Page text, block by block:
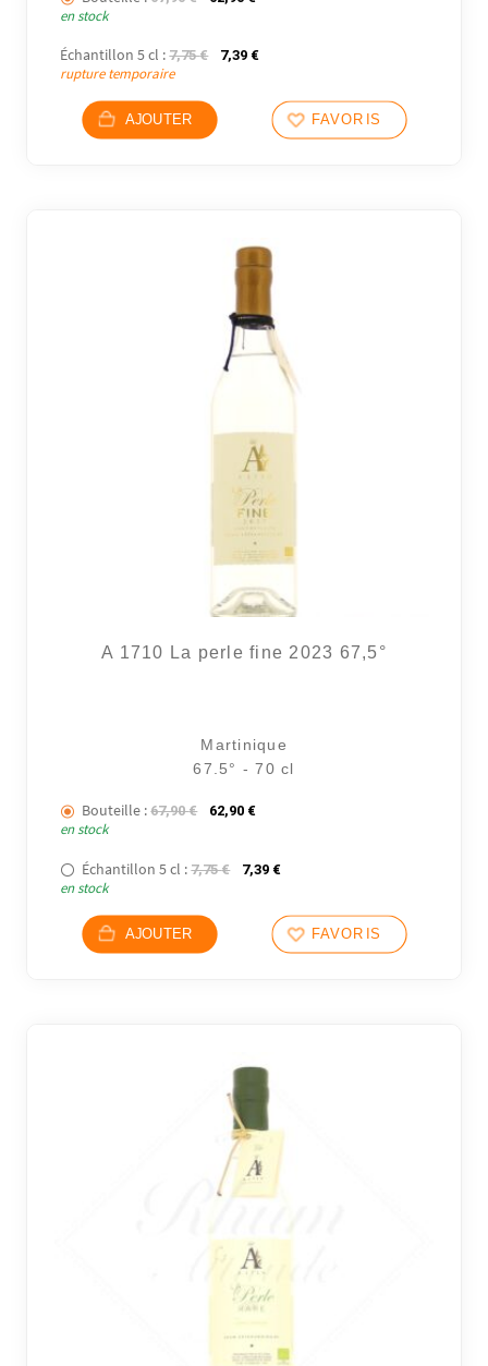
en stock
Échantillon 5 cl : 7,75€ Le prix initial était : 7,75 €.
7,39 €Le prix actuel est : 7,39 €.
rupture temporaire
AJOUTER FAVORIS
A 1710 La perle fine 2023 67,5°
Martinique
67.5° - 70 cl
Bouteille : 67,90€ Le prix initial était : 67,90 €.
62,90 €Le prix actuel est : 62,90 €.
en stock
Échantillon 5 cl : 7,75€ Le prix initial était : 7,75 €.
7,39 €Le prix actuel est : 7,39 €.
en stock
AJOUTER FAVORIS